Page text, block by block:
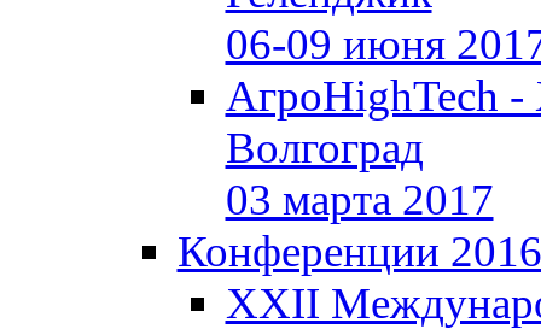
06-09 июня
АгроHighTech
Волгоград
03 марта 2017
Конференции 2016
XXII